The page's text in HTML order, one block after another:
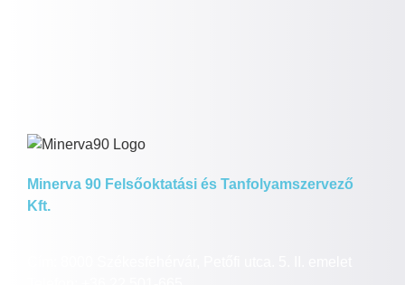
Minerva 90 Felsőoktatási és Tanfolyamszervező
Kft.